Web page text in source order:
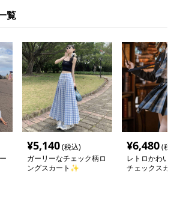
覧
¥5,140(税込)
ガーリーなチェック柄ロ
ングスカート✨
¥6,480(税
レトロかわい
チェックスカ